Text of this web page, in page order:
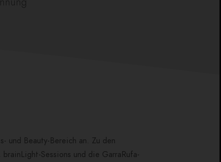
und Beauty-Bereich an. Zu den
Sessions und die GarraRufa-